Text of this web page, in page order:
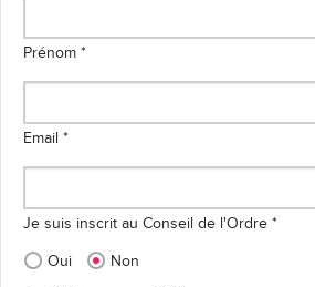
Prénom *
Email *
Je suis inscrit au Conseil de l'Ordre *
Oui
Non